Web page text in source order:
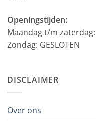
Openingstijden:
Maandag t/m
Zondag: GESLOTEN
DISCLAIMER
Over ons